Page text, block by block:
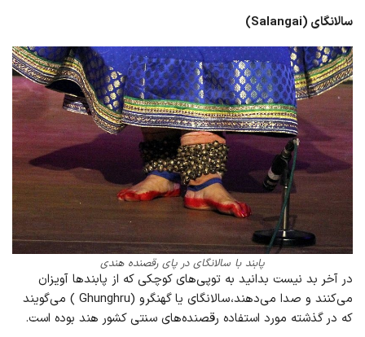
سالانگای (Salangai)
پابند با سالانگای در پای رقصنده هندی
در آخر بد نیست بدانید به توپی‌های کوچکی که از پابندها آویزان
می‌کنند و صدا می‌دهند، سالانگای یا گهنگرو (Ghunghru ) می‌گویند
که در گذشته مورد استفاده رقصنده‌های سنتی کشور هند بوده است.